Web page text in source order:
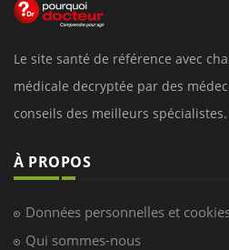
Le site santé de référence avec
médicale decryptée par des
conseils des meilleurs spécialistes.
À PROPOS
Données personnelles et
Qui sommes-nous